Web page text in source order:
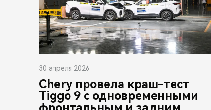
30 апреля 2026
Chery провела краш-тест
Tiggo 9 с одновременными